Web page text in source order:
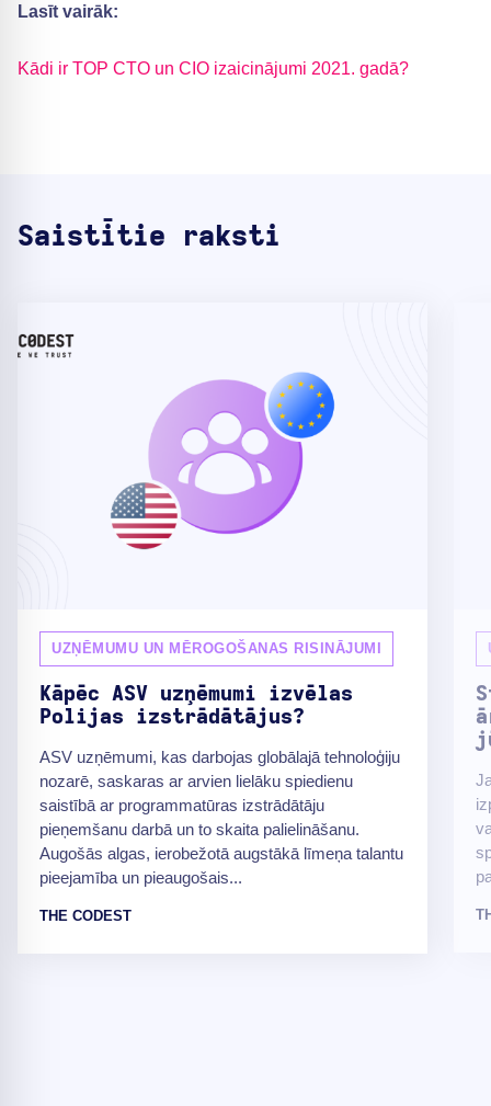
Lasīt vairāk:
Kādi ir TOP CTO un CIO izaicinājumi 2021. gadā?
Saistītie raksti
UZŅĒMUMU UN MĒROGOŠANAS RISINĀJUMI
Kāpēc ASV uzņēmumi izvēlas
Polijas izstrādātājus?
ASV uzņēmumi, kas darbojas globālajā tehnoloģiju
nozarē, saskaras ar arvien lielāku spiedienu
saistībā ar programmatūras izstrādātāju
pieņemšanu darbā un to skaita palielināšanu.
Augošās algas, ierobežotā augstākā līmeņa talantu
pieejamība un pieaugošais...
THE CODEST